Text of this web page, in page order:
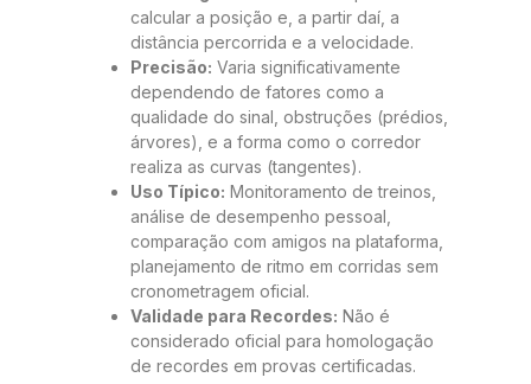
calcular a posição e, a partir daí, a
distância percorrida e a velocidade.
Precisão: Varia significativamente
dependendo de fatores como a
qualidade do sinal, obstruções (prédios,
árvores), e a forma como o corredor
realiza as curvas (tangentes).
Uso Típico: Monitoramento de treinos,
análise de desempenho pessoal,
comparação com amigos na plataforma,
planejamento de ritmo em corridas sem
cronometragem oficial.
Validade para Recordes: Não é
considerado oficial para homologação
de recordes em provas certificadas.